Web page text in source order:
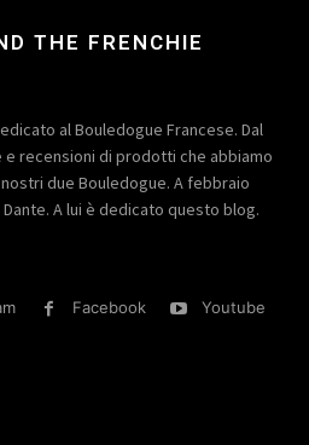
THE FRENCHIE
al Bouledogue Francese. Dal
e recensioni di prodotti che abbiamo
due Bouledogue. A febbraio
A lui è dedicato questo blog.
Facebook Youtube